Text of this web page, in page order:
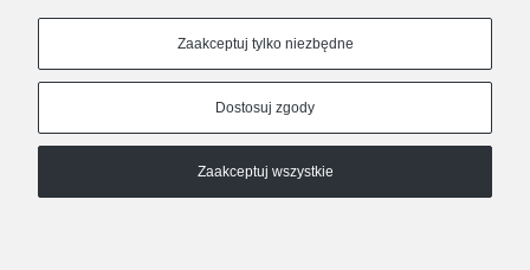
ul. Aleja Legionów 44
Godziny otwarcia
Poniedziałek - Piątek 10:00 - 18:00
Zaakceptuj tylko niezbędne
Dostosuj zgody
Zaakceptuj wszystkie